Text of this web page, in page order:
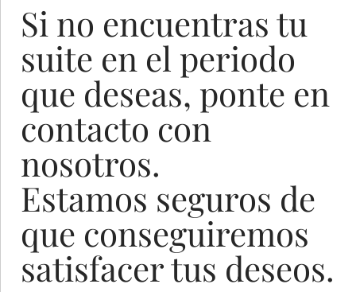
Si no encuentras tu
suite en el periodo
que deseas, ponte en
contacto con
nosotros.
Estamos seguros de
que conseguiremos
satisfacer tus deseos.